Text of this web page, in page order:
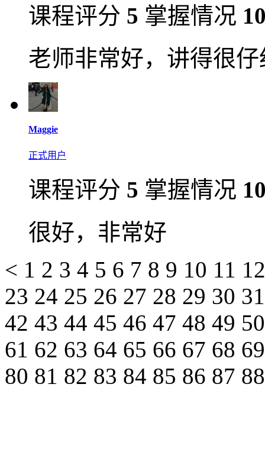
课程评分 5 掌握情况
老师非常好，讲得很仔
Maggie
正式用户
课程评分 5 掌握情况
很好，非常好
< 1 2 3 4 5 6 7 8 9 10 11
23 24 25 26 27 28 29 30
42 43 44 45 46 47 48 49
61 62 63 64 65 66 67 68
80 81 82 83 84 85 86 87